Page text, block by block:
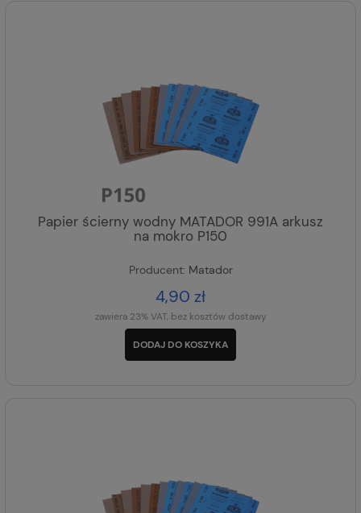
Papier ścierny wodny MATADOR 991A arkusz
na mokro P150
Producent: Matador
4,90 zł
zawiera 23% VAT, bez kosztów dostawy
DODAJ DO KOSZYKA